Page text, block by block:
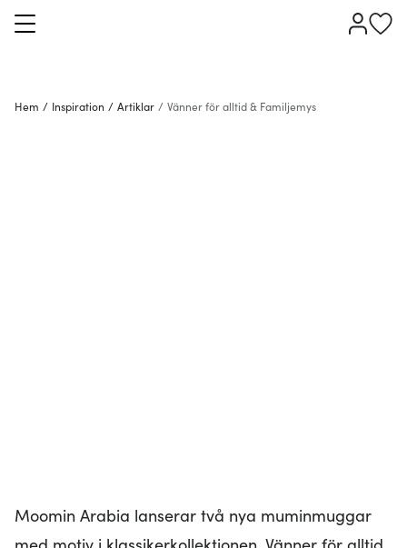
Hem / Inspiration / Artiklar / Vänner för alltid & Familjemys
Moomin Arabia lanserar två nya muminmuggar